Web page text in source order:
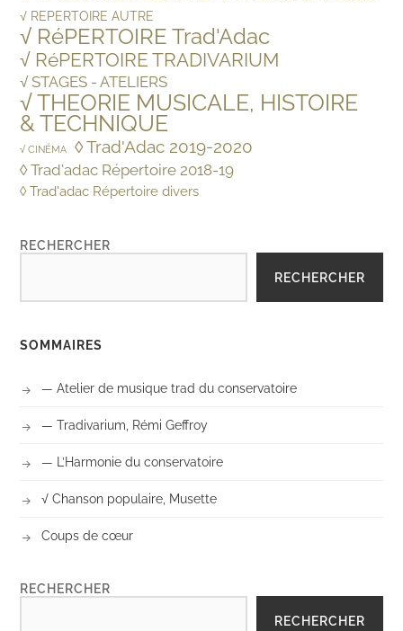
√ REPERTOIRE AUTRE
√ RéPERTOIRE Trad'Adac
√ RéPERTOIRE TRADIVARIUM
√ STAGES - ATELIERS
√ THEORIE MUSICALE, HISTOIRE
& TECHNIQUE
√ CINÉMA ◊ Trad'Adac 2019-2020
◊ Trad'adac Répertoire 2018-19
◊ Trad'adac Répertoire divers
RECHERCHER
RECHERCHER
SOMMAIRES
— Atelier de musique trad du conservatoire
— Tradivarium, Rémi Geffroy
— L’Harmonie du conservatoire
√ Chanson populaire, Musette
Coups de cœur
RECHERCHER
RECHERCHER